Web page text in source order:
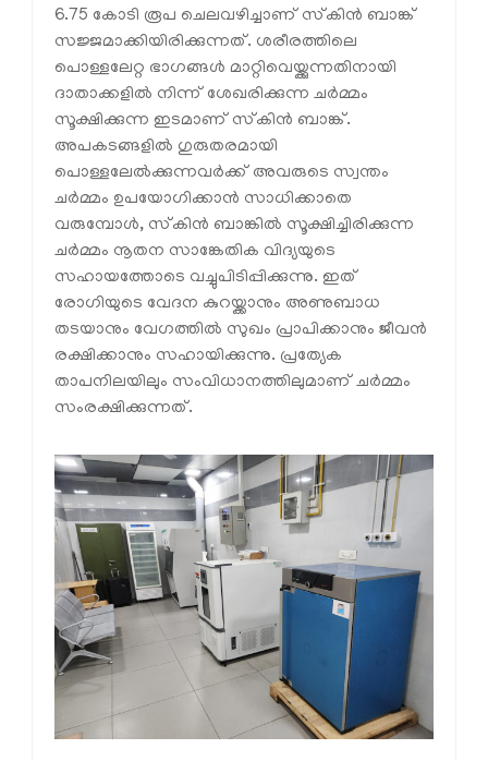
6.75 കോടി രൂപ ചെലവഴിച്ചാണ് സ്‌കിൻ ബാങ്ക്
സജ്ജമാക്കിയിരിക്കുന്നത്. ശരീരത്തിലെ
പൊള്ളലേറ്റ ഭാഗങ്ങൾ മാറ്റിവെയ്ക്കുന്നതിനായി
ദാതാക്കളിൽ നിന്ന് ശേഖരിക്കുന്ന ചർമ്മം
സൂക്ഷിക്കുന്ന ഇടമാണ് സ്‌കിൻ ബാങ്ക്.
അപകടങ്ങളിൽ ഗുരുതരമായി
പൊള്ളലേൽക്കുന്നവർക്ക് അവരുടെ സ്വന്തം
ചർമ്മം ഉപയോഗിക്കാൻ സാധിക്കാതെ
വരുമ്പോൾ, സ്‌കിൻ ബാങ്കിൽ സൂക്ഷിച്ചിരിക്കുന്ന
ചർമ്മം നൂതന സാങ്കേതിക വിദ്യയുടെ
സഹായത്തോടെ വച്ചുപിടിപ്പിക്കുന്നു. ഇത്
രോഗിയുടെ വേദന കുറയ്ക്കാനും അണുബാധ
തടയാനും വേഗത്തിൽ സുഖം പ്രാപിക്കാനും ജീവൻ
രക്ഷിക്കാനും സഹായിക്കുന്നു. പ്രത്യേക
താപനിലയിലും സംവിധാനത്തിലുമാണ് ചർമ്മം
സംരക്ഷിക്കുന്നത്.